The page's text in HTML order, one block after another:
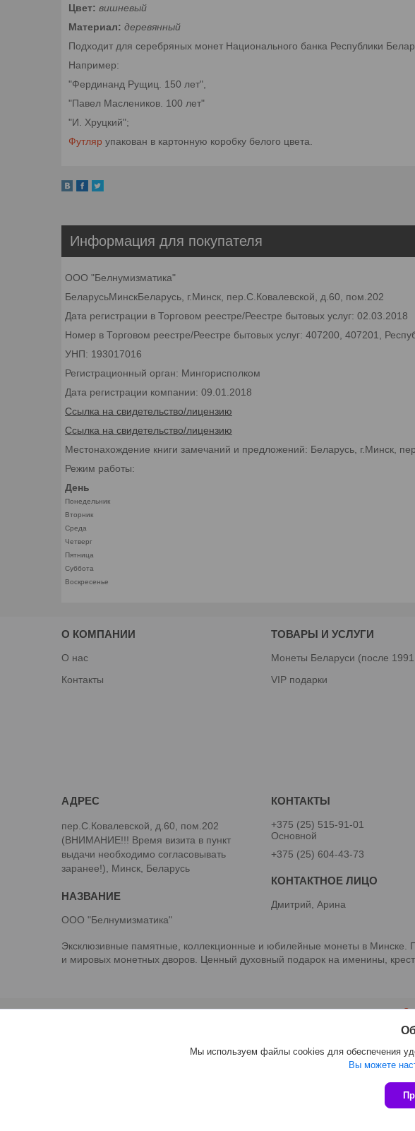
Цвет: вишневый
Материал: деревянный
Подходит для серебряных монет Национального банка Республики
Например:
"Фердинанд Рущиц. 150 лет",
"Павел Маслеников. 100 лет"
"И. Хруцкий";
Футляр упакован в картонную коробку белого цвета.
Информация для покупателя
ООО "Белнумизматика"
БеларусьМинскБеларусь, г.Минск, пер.С.Ковалевской, д.60, пом.202
Дата регистрации в Торговом реестре/Реестре бытовых услуг: 02.03.2018
Номер в Торговом реестре/Реестре бытовых услуг: 407200, 407201,
УНП: 193017016
Регистрационный орган: Мингорисполком
Дата регистрации компании: 09.01.2018
Ссылка на свидетельство/лицензию
Ссылка на свидетельство/лицензию
Местонахождение книги замечаний и предложений: Беларусь, г.Минск,
Режим работы:
День
Понедельник
Вторник
Среда
Четверг
Пятница
Суббота
Воскресенье
О КОМПАНИИ
О нас
Контакты
ТОВАРЫ И УСЛУГИ
Монеты Беларуси (после 1991
VIP подарки
пер.С.Ковалевской, д.60, пом.202
(ВНИМАНИЕ!!! Время визита в пункт
выдачи необходимо согласовывать
заранее!), Минск, Беларусь
ООО "Белнумизматика"
+375 (25) 515-91-01
Основной
+375 (25) 604-43-73
Дмитрий, Арина
Эксклюзивные памятные, коллекционные и юбилейные монеты в Минске.
и мировых монетных дворов. Ценный духовный подарок на именины,
Мы используем файлы cookies для обеспечения
Вы можете
ООО